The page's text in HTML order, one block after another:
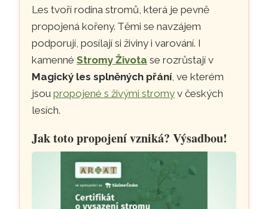
Les tvoří rodina stromů, která je pevně
propojená kořeny. Těmi se navzájem
podporují, posílají si živiny i varování. I
kamennéStromy Života se rozrůstají v
Magický les splněných přání, ve kterém
jsoupropojené s živými stromy v českých
lesích.
Jak toto propojení vzniká? Výsadbou!